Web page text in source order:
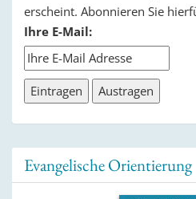
erscheint. Abonnieren Sie
Ihre E-Mail:
Evangelische Orientierung